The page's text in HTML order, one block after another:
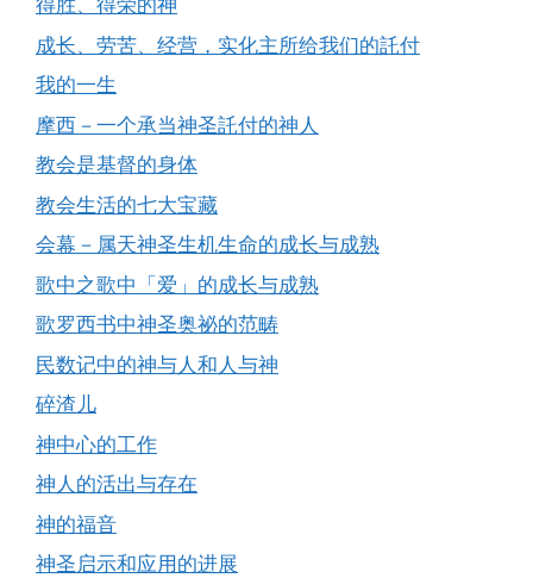
得胜、得荣的神
成长、劳苦、经营，实化主所给我们的託付
我的一生
摩西－一个承当神圣託付的神人
教会是基督的身体
教会生活的七大宝藏
会幕－属天神圣生机生命的成长与成熟
歌中之歌中「爱」的成长与成熟
歌罗西书中神圣奥祕的范畴
民数记中的神与人和人与神
碎渣儿
神中心的工作
神人的活出与存在
神的福音
神圣启示和应用的进展